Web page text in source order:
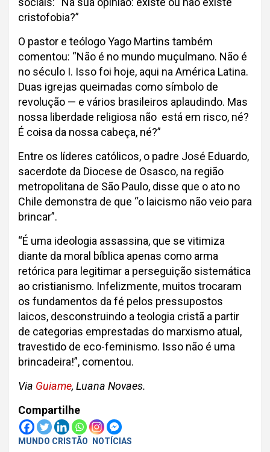
cristofobia?”
O pastor e teólogo Yago Martins também
comentou: “Não é no mundo muçulmano. Não é
no século I. Isso foi hoje, aqui na América Latina.
Duas igrejas queimadas como símbolo de
revolução — e vários brasileiros aplaudindo. Mas
nossa liberdade religiosa não está em risco, né?
É coisa da nossa cabeça, né?”
Entre os líderes católicos, o padre José Eduardo,
sacerdote da Diocese de Osasco, na região
metropolitana de São Paulo, disse que o ato no
Chile demonstra de que “o laicismo não veio para
brincar”.
“É uma ideologia assassina, que se vitimiza
diante da moral bíblica apenas como arma
retórica para legitimar a perseguição sistemática
ao cristianismo. Infelizmente, muitos trocaram
os fundamentos da fé pelos pressupostos
laicos, desconstruindo a teologia cristã a partir
de categorias emprestadas do marxismo atual,
travestido de eco-feminismo. Isso não é uma
brincadeira!”, comentou.
Via Guiame, Luana Novaes.
Compartilhe
MUNDO CRISTÃO
NOTÍCIAS